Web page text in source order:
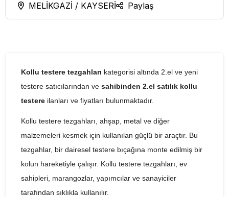
MELİKGAZİ / KAYSERİ Paylaş
Kollu testere tezgahları kategorisi altında 2.el ve yeni
testere satıcılarından ve sahibinden 2.el satılık kollu
testere ilanları ve fiyatları bulunmaktadır.
Kollu testere tezgahları, ahşap, metal ve diğer
malzemeleri kesmek için kullanılan güçlü bir araçtır. Bu
tezgahlar, bir dairesel testere bıçağına monte edilmiş bir
kolun hareketiyle çalışır. Kollu testere tezgahları, ev
sahipleri, marangozlar, yapımcılar ve sanayiciler
tarafından sıklıkla kullanılır.